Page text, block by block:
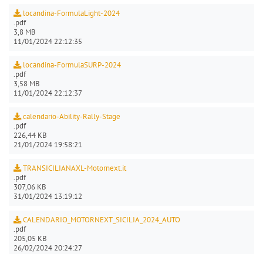
locandina-FormulaLight-2024
.pdf
3,8 MB
11/01/2024 22:12:35
locandina-FormulaSURP-2024
.pdf
3,58 MB
11/01/2024 22:12:37
calendario-Ability-Rally-Stage
.pdf
226,44 KB
21/01/2024 19:58:21
TRANSICILIANAXL-Motornext.it
.pdf
307,06 KB
31/01/2024 13:19:12
CALENDARIO_MOTORNEXT_SICILIA_2024_AUTO
.pdf
205,05 KB
26/02/2024 20:24:27